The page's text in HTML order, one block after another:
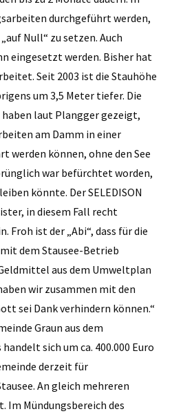
durchgeführt werden,
Null“ zu setzen. Auch
eingesetzt werden. Bisher hat
Seit 2003 ist die Stauhöhe
um 3,5 Meter tiefer. Die
laut Plangger gezeigt,
am Damm in einer
werden können, ohne den See
war befürchtet worden,
könnte. Der ­SELEDISON
in diesem Fall recht
Froh ist der „Abi“, dass für die
dem Stausee-Betrieb
aus dem Umweltplan
wir zusammen mit den
sei Dank verhindern können.“
Graun aus dem
sich um ca. 400.000 Euro
derzeit für
An gleich mehreren
Im Mündungsbereich des